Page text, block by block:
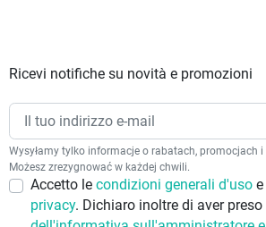
Ricevi notifiche su novità e promozioni
Wysyłamy tylko informacje o rabatach, promocjach
Możesz zrezygnować w każdej chwili.
Accetto le condizioni generali d'uso
privacy. Dichiaro inoltre di aver